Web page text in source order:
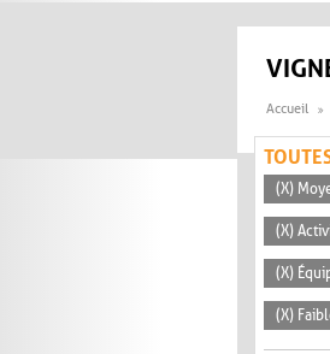
Accueil
(X)
(X)
(X)
(X)